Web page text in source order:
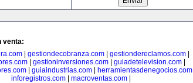
venta:
| gestiondecobranza.com| gestiondereclamos.com|
| gestioninversiones.com| guiadetelevision.com|
guiaindustrias.com herramientasdenegocios.com
inforegistros.com
macroventas.com